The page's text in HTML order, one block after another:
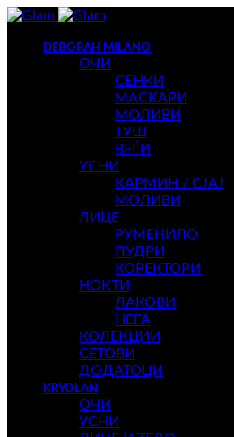
DEBORAH MILANO
ОЧИ
СЕНКИ
МАСКАРИ
МОЛИВИ
ТУШ
ВЕЃИ
УСНИ
КАРМИН / СЈАЈ
МОЛИВИ
ЛИЦЕ
РУМЕНИЛО
ПУДРИ
КОРЕКТОРИ
НОКТИ
ЛАКОВИ
НЕГА
КОЛЕКЦИИ
СЕТОВИ
ДОДАТОЦИ
KRYOLAN
ОЧИ
УСНИ